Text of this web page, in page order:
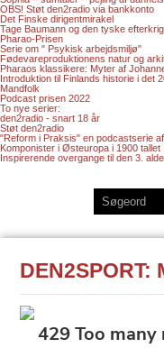
OBS! Støt den2radio via bankkonto
Det Finske dirigentmirakel
Tage Baumann og den tyske
Pharao-Prisen
Serie om " Psykisk arbejdsmiljø"
Fødevareproduktionens natur og
Pharaos klassikere: Myter af
Introduktion til Finlands historie i det
Mandfolk
Podcast prisen 2022
To nye serier:
den2radio - snart 18 år
Støt den2radio
"Reform i Praksis" en podcastserie
Komponister i Østeuropa i 1900 tallet
Inspirerende overgange til den 3.
DEN2SPORT: